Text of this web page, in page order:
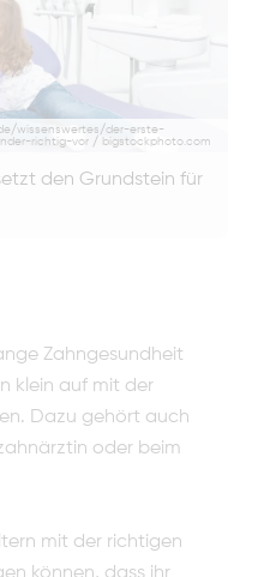
wissenswertes/der-erste-
richtig-vor / bigstockphoto.com
den Grundstein für
Zahngesundheit
klein auf mit der
Dazu gehört auch
oder beim
mit der richtigen